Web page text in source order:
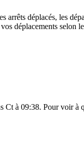
déplacés, les
déplacements selon
à 09:38. Pour voir à